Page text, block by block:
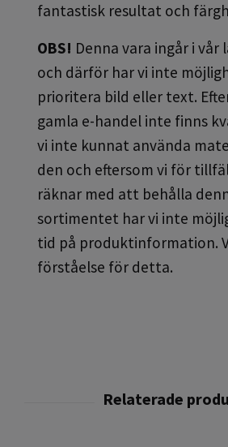
fantastisk resultat och
OBS! Denna vara ingår i
och därför har vi inte
prioritera bild eller text.
gamla e-handel inte finns
vi inte kunnat använda
den och eftersom vi för
räknar med att behålla
sortimentet har vi inte
tid på produktinformation.
förståelse för detta.